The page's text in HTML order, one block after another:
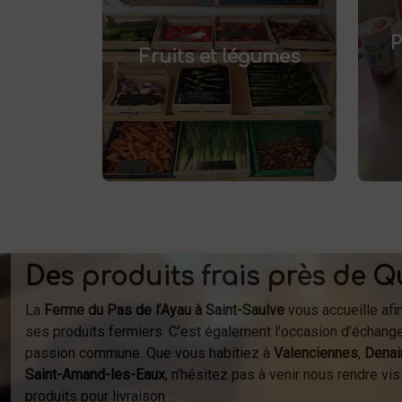
Fruits et légumes
Achetez des
fruits et légumes
frais à Saint-Saulve
et savourez
des produits de saison, cultivés
localement. Goûtez la différence
: des produits sains et
respectueux de l'environnement.
Vente directe à la ferme ou
livraison à domicile.
Des produits frais près de
La Ferme du Pas de l’Ayau à Saint-Saulve vous accueille
ses produits fermiers. C’est également l'occasion
passion commune. Que vous habitiez à Valenciennes,
Saint-Amand-les-Eaux, n’hésitez pas à venir nous rendre
produits pour livraison :